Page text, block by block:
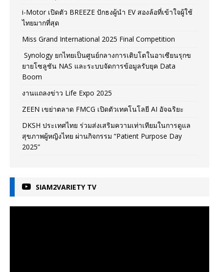
i-Motor เปิดตัว BREEZE ปักธงผู้นำ EV สองล้อที่เข้าใจผู้ใช้
ไทยมากที่สุด
Miss Grand International 2025 Final Competition
Synology ยกไทยเป็นศูนย์กลางการเติบโตในอาเซียนรุกข
ยายโซลูชัน NAS และระบบจัดการข้อมูลรับยุค Data
Boom
งานแถลงข่าว Life Expo 2025
ZEEN เขย่าตลาด FMCG เปิดตัวเทคโนโลยี AI อัจฉริยะ
DKSH ประเทศไทย ร่วมส่งเสริมความเท่าเทียมในการดูแล
สุขภาพผู้หญิงไทย ผ่านกิจกรรม “Patient Purpose Day
2025”
SIAM2VARIETY TV